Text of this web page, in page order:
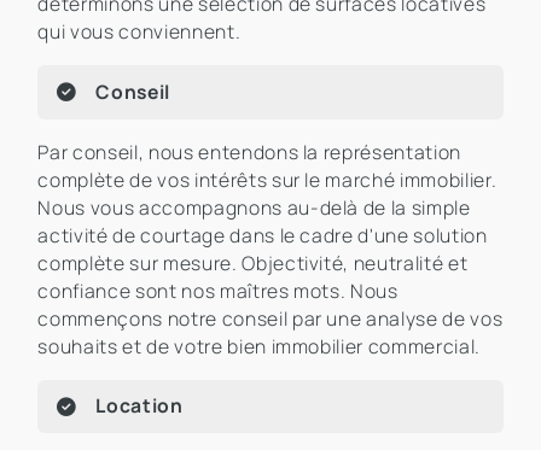
qui vous conviennent.
Conseil
Par conseil, nous entendons la représentation
complète de vos intérêts sur le marché immobilier.
Nous vous accompagnons au-delà de la simple
activité de courtage dans le cadre d'une solution
complète sur mesure. Objectivité, neutralité et
confiance sont nos maîtres mots. Nous
commençons notre conseil par une analyse de vos
souhaits et de votre bien immobilier commercial.
Location